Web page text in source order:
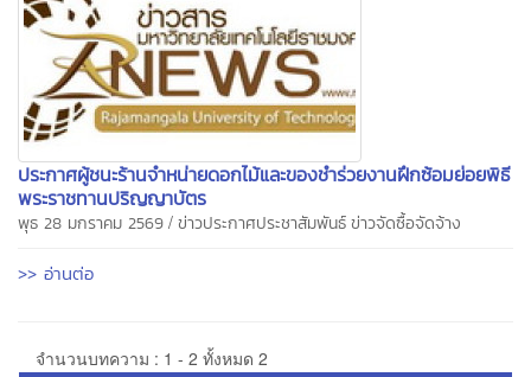
ประกาศผู้ชนะร้านจำหน่ายดอกไม้และของชำร่วยงานฝึกซ้อมย่อยพิธี
พระราชทานปริญญาบัตร
พุธ 28 มกราคม 2569 / ข่าวประกาศประชาสัมพันธ์ข่าวจัดซื้อจัดจ้าง
>> อ่านต่อ
จำนวนบทความ : 1 - 2 ทั้งหมด 2